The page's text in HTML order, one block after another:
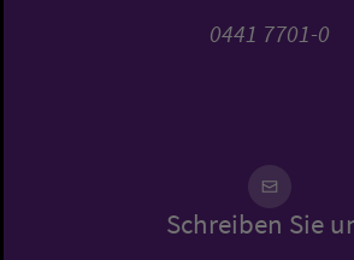
0441 7701-0
Schreiben Sie